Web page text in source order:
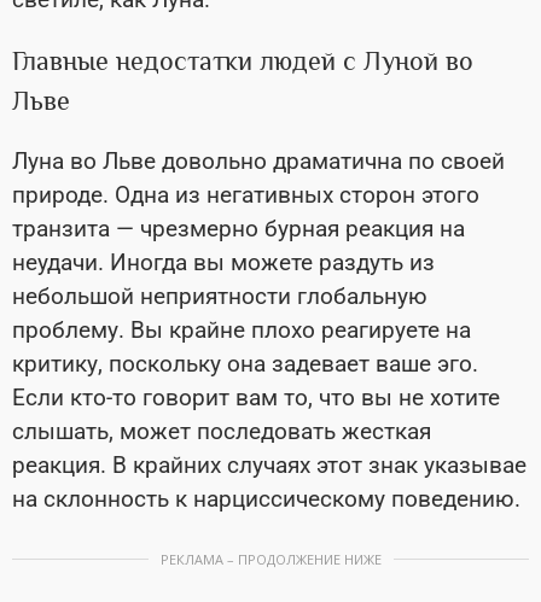
Главные недостатки людей с Луной во
Льве
Луна во Льве довольно драматична по своей
природе. Одна из негативных сторон этого
транзита — чрезмерно бурная реакция на
неудачи. Иногда вы можете раздуть из
небольшой неприятности глобальную
проблему. Вы крайне плохо реагируете на
критику, поскольку она задевает ваше эго.
Если кто-то говорит вам то, что вы не хотите
слышать, может последовать жесткая
реакция. В крайних случаях этот знак указывае
на склонность к нарциссическому поведению.
РЕКЛАМА – ПРОДОЛЖЕНИЕ НИЖЕ